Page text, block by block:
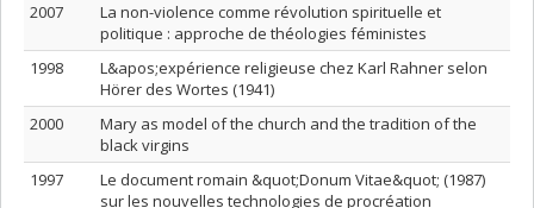
2007
La non-violence comme révolution spirituelle et
politique : approche de théologies féministes
1998
L&apos;expérience religieuse chez Karl Rahner selon
Hörer des Wortes (1941)
2000
Mary as model of the church and the tradition of the
black virgins
1997
Le document romain &quot;Donum Vitae&quot; (1987)
sur les nouvelles technologies de procréation